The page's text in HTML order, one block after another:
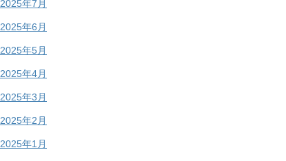
2025年7月
2025年6月
2025年5月
2025年4月
2025年3月
2025年2月
2025年1月